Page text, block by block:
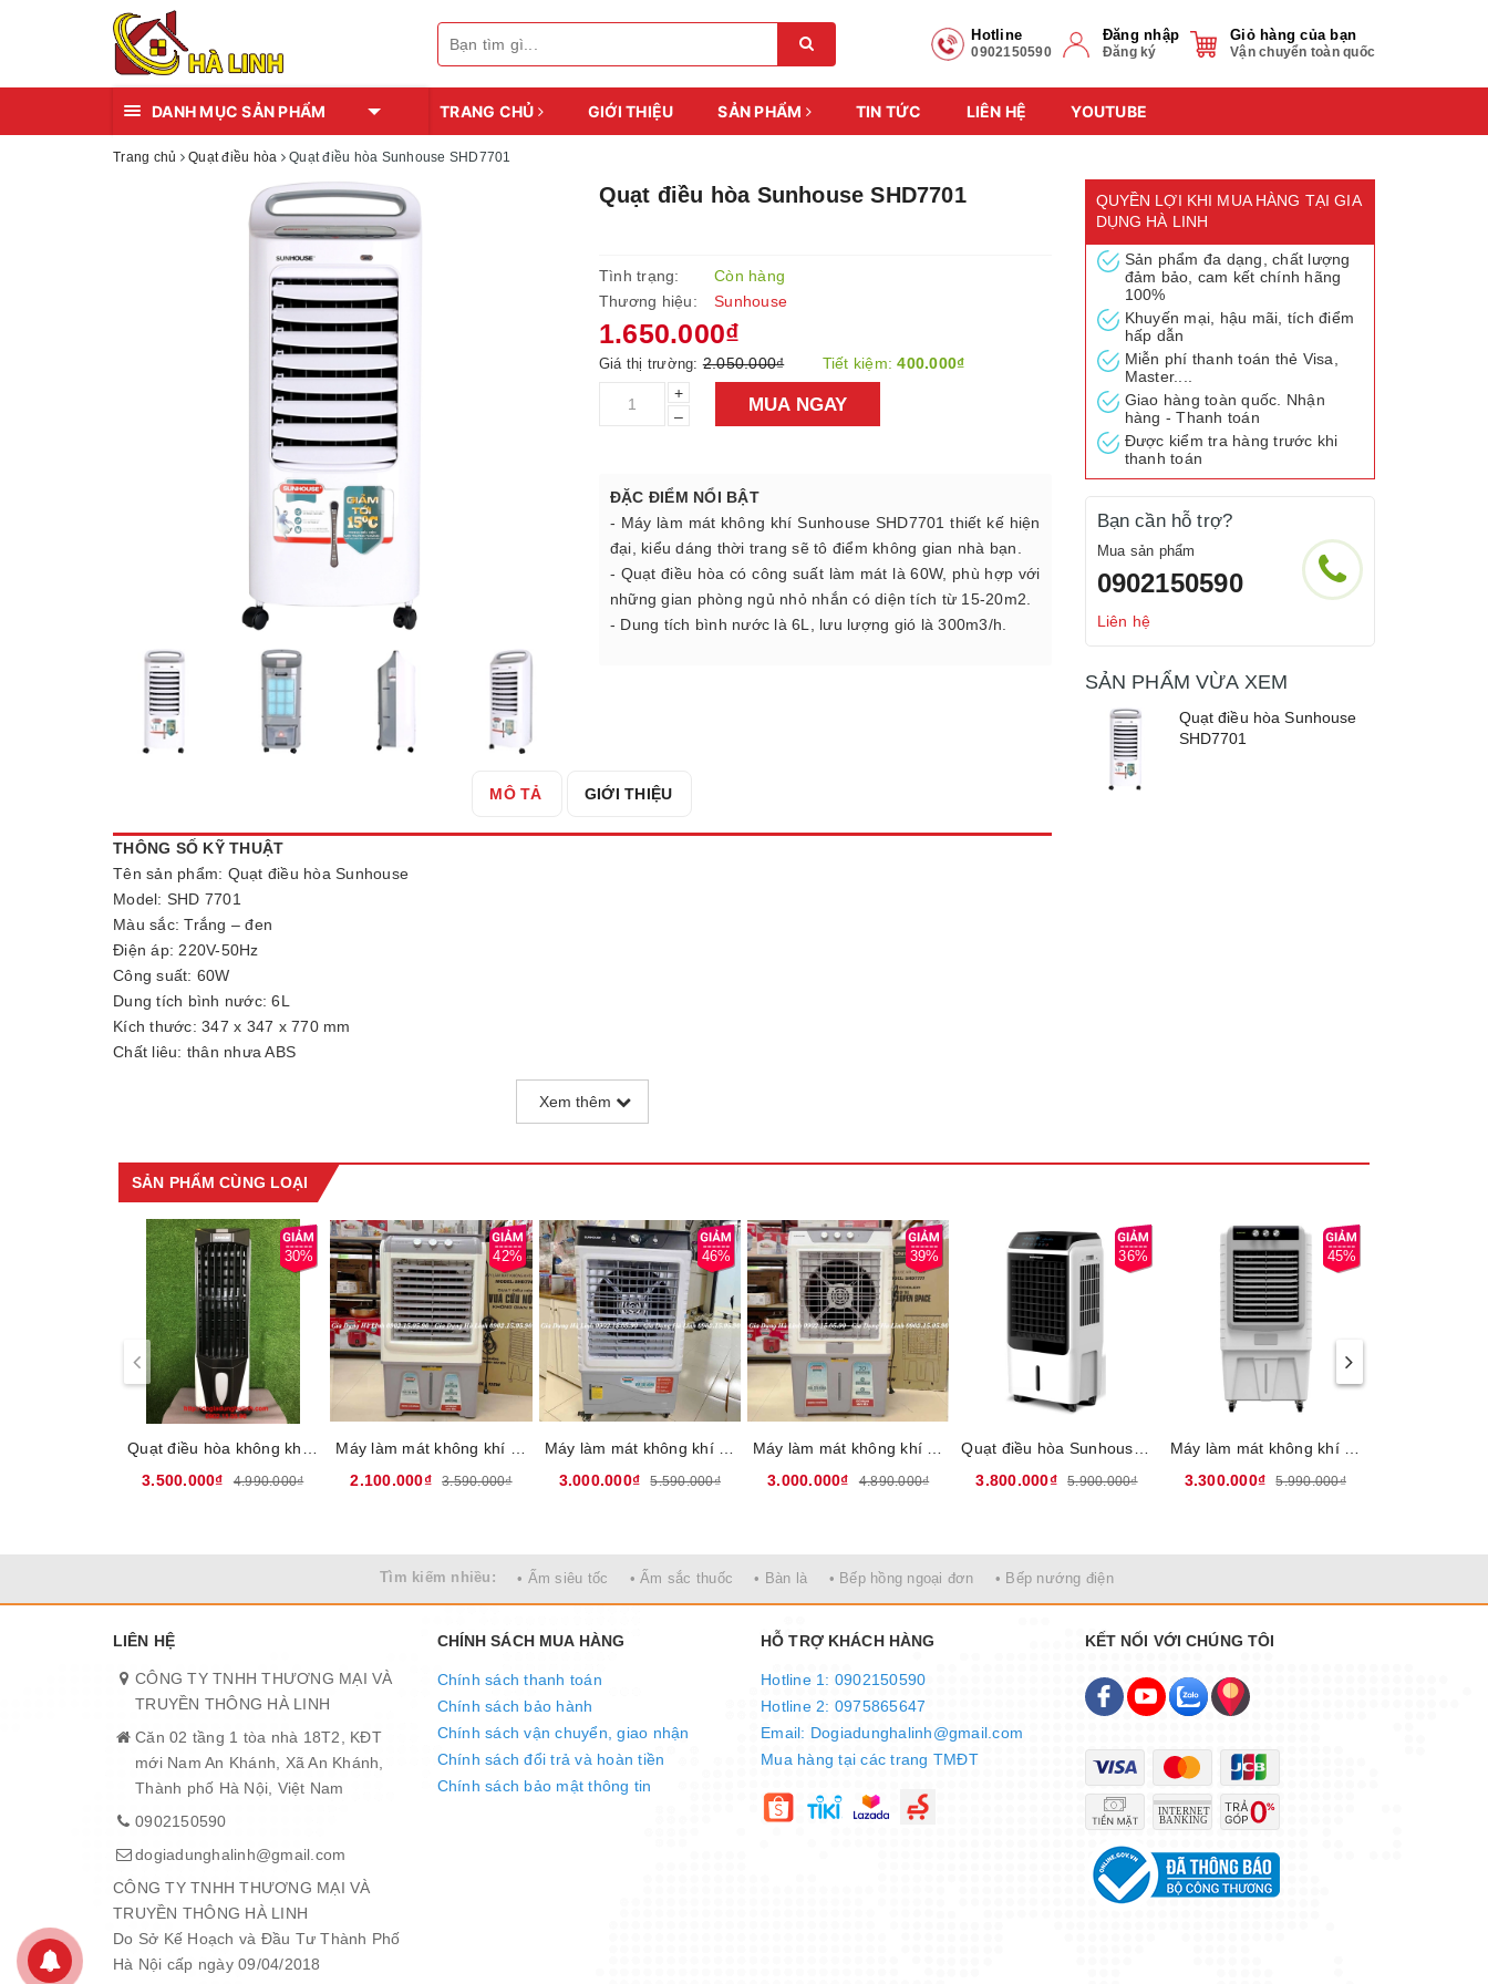
Hotline
0902150590
Đăng nhập
Đăng ký
Giỏ hàng của bạn
Vận chuyển toàn quốc
DANH MỤC SẢN PHẨM TRANG CHỦ GIỚI THIỆU SẢN PHẨM TIN TỨC LIÊN HỆ YOUTUBE
Trang chủ Quạt điều hòa Quạt điều hòa Sunhouse SHD7701
Quạt điều hòa Sunhouse SHD7701
Tình trạng:
Còn hàng
Thương hiệu:
Sunhouse
1.650.000₫
Giá thị trường:2.050.000₫ Tiết kiệm:400.000₫
+
–
MUA NGAY
ĐẶC ĐIỂM NỔI BẬT
- Máy làm mát không khí Sunhouse SHD7701 thiết kế hiện
đại, kiểu dáng thời trang sẽ tô điểm không gian nhà bạn.
- Quạt điều hòa có công suất làm mát là 60W, phù hợp với
những gian phòng ngủ nhỏ nhắn có diện tích từ 15-20m2.
- Dung tích bình nước là 6L, lưu lượng gió là 300m3/h.
MÔ TẢ GIỚI THIỆU
THÔNG SỐ KỸ THUẬT
Tên sản phẩm: Quạt điều hòa Sunhouse
Model: SHD 7701
Màu sắc: Trắng – đen
Điện áp: 220V-50Hz
Công suất: 60W
Dung tích bình nước: 6L
Kích thước: 347 x 347 x 770 mm
Chất liệu: thân nhựa ABS
Thương hiệu: Sunhouse
Bảo hành: 24 tháng
- Thiết kế nhỏ gọn:Máy làm mát không khí Sunhouse SHD7701 thiết kế hiện đại, kiểu dáng thời trang sẽ tô điểm không gian
nhà bạn. Kích thước quạt nhỏ gọn dễ dàng di chuyển mang lại sự tiện lợi cho người dùng.
Sunhouse SHD7701 có bảng điều khiển nút nhấn điện tử hiện đại dễ quan sát và thao tác, kèm thêm điều khiển từ
Xem thêm
QUYỀN LỢI KHI MUA HÀNG TẠI GIA
DỤNG HÀ LINH
Sản phẩm đa dạng, chất lượng
đảm bảo, cam kết chính hãng
100%
Khuyến mại, hậu mãi, tích điểm
hấp dẫn
Miễn phí thanh toán thẻ Visa,
Master....
Giao hàng toàn quốc. Nhận
hàng - Thanh toán
Được kiểm tra hàng trước khi
thanh toán
Bạn cần hỗ trợ?
Mua sản phẩm
0902150590
Liên hệ
SẢN PHẨM VỪA XEM
Quạt điều hòa Sunhouse
SHD7701
SẢN PHẨM CÙNG LOẠI
30%
3.500.000₫
4.990.000₫
42%
2.100.000₫
3.590.000₫
46%
3.000.000₫
5.590.000₫
39%
3.000.000₫
4.890.000₫
36%
3.800.000₫
5.900.000₫
45%
3.300.000₫
5.990.000₫
Tìm kiếm nhiều: • Ấm siêu tốc • Ấm sắc thuốc • Bàn là • Bếp hồng ngoại đơn • Bếp nướng điện
LIÊN HỆ
CÔNG TY TNHH THƯƠNG MẠI VÀ
TRUYỀN THÔNG HÀ LINH
Căn 02 tầng 1 tòa nhà 18T2, KĐT
mới Nam An Khánh, Xã An Khánh,
Thành phố Hà Nội, Việt Nam
0902150590
dogiadunghalinh@gmail.com
CÔNG TY TNHH THƯƠNG MẠI VÀ
TRUYỀN THÔNG HÀ LINH
Do Sở Kế Hoạch và Đầu Tư Thành Phố
Hà Nội cấp ngày 09/04/2018
CHÍNH SÁCH MUA HÀNG
Chính sách thanh toán
Chính sách bảo hành
Chính sách vận chuyển, giao nhận
Chính sách đổi trả và hoàn tiền
Chính sách bảo mật thông tin
HỖ TRỢ KHÁCH HÀNG
Hotline 1: 0902150590
Hotline 2: 0975865647
Email: Dogiadunghalinh@gmail.com
Mua hàng tại các trang TMĐT
KẾT NỐI VỚI CHÚNG TÔI